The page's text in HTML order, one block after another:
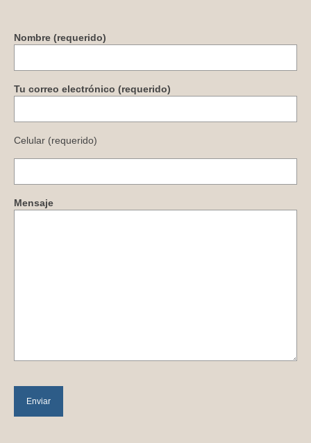
Nombre (requerido)
Tu correo electrónico (requerido)
Celular (requerido)
Mensaje